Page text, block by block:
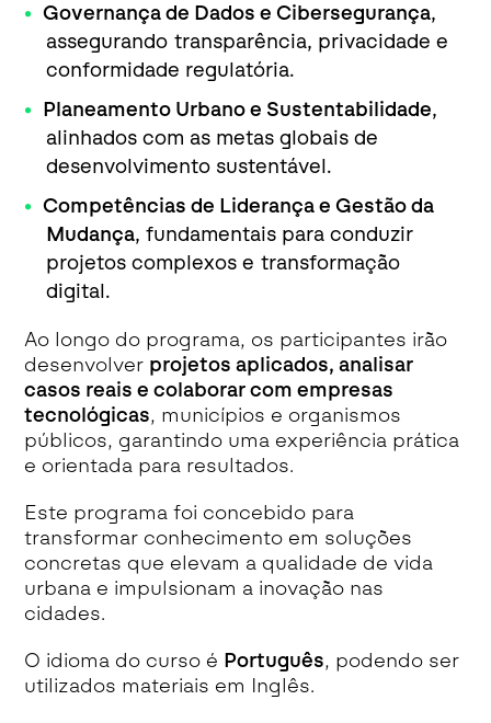
Governança de Dados e Cibersegurança,
assegurando transparência, privacidade e
conformidade regulatória.
Planeamento Urbano e Sustentabilidade,
alinhados com as metas globais de
desenvolvimento sustentável.
Competências de Liderança e Gestão da
Mudança, fundamentais para conduzir
projetos complexos e transformação
digital.
Ao longo do programa, os participantes irão
desenvolver projetos aplicados, analisar
casos reais e colaborar com empresas
tecnológicas, municípios e organismos
públicos, garantindo uma experiência prática
e orientada para resultados.
Este programa foi concebido para
transformar conhecimento em soluções
concretas que elevam a qualidade de vida
urbana e impulsionam a inovação nas
cidades.
O idioma do curso é Português, podendo ser
utilizados materiais em Inglês.